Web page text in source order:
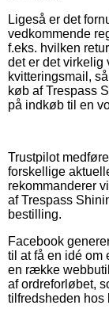
Ligeså er det
vedkommende
f.eks. hvilken
det er det virkelig
kvitteringsmail,
køb af Trespass
på indkøb til en
Trustpilot
forskellige
rekommanderer
af Trespass
bestilling.
Facebook
til at få en idé om
en række
af ordreforløbet,
tilfredsheden hos